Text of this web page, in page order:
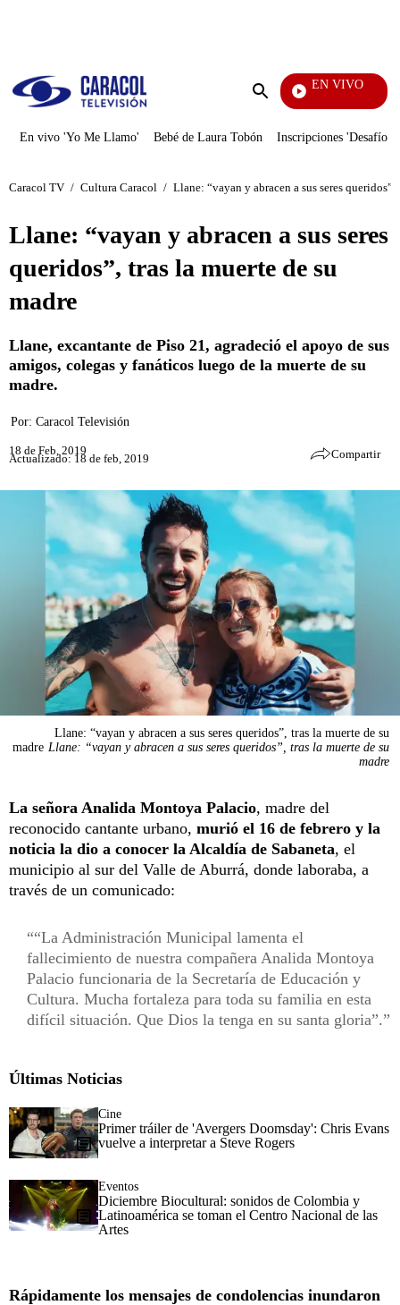
Enviar
EN VIVO
En vivo 'Yo Me Llamo' Bebé de Laura Tobón Inscripciones 'Desafío'
Caracol TV / Cultura Caracol / Llane: “vayan y abracen a sus seres queridos”,
Llane: “vayan y abracen a sus seres
queridos”, tras la muerte de su
madre
Llane, excantante de Piso 21, agradeció el apoyo de sus
amigos, colegas y fanáticos luego de la muerte de su
madre.
Por: Caracol Televisión
18 de Feb, 2019
Actualizado: 18 de feb, 2019 Compartir
Llane: “vayan y abracen a sus seres queridos”, tras la muerte de su
madre Llane: “vayan y abracen a sus seres queridos”, tras la muerte de su
madre
La señora Analida Montoya Palacio, madre del
reconocido cantante urbano, murió el 16 de febrero y la
noticia la dio a conocer la Alcaldía de Sabaneta, el
municipio al sur del Valle de Aburrá, donde laboraba, a
través de un comunicado:
“La Administración Municipal lamenta el
fallecimiento de nuestra compañera Analida Montoya
Palacio funcionaria de la Secretaría de Educación y
Cultura. Mucha fortaleza para toda su familia en esta
difícil situación. Que Dios la tenga en su santa gloria”.
Últimas Noticias
Cine
Primer tráiler de 'Avergers Doomsday': Chris Evans
vuelve a interpretar a Steve Rogers
Eventos
Diciembre Biocultural: sonidos de Colombia y
Latinoamérica se toman el Centro Nacional de las
Artes
Rápidamente los mensajes de condolencias inundaron